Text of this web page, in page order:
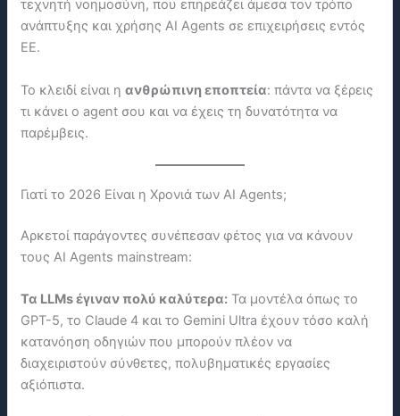
τεχνητή νοημοσύνη, που επηρεάζει άμεσα τον τρόπο
ανάπτυξης και χρήσης AI Agents σε επιχειρήσεις εντός
ΕΕ.
Το κλειδί είναι ηανθρώπινη εποπτεία: πάντα να ξέρεις
τι κάνει ο agent σου και να έχεις τη δυνατότητα να
παρέμβεις.
Γιατί το 2026 Είναι η Χρονιά των AI Agents;
Αρκετοί παράγοντες συνέπεσαν φέτος για να κάνουν
τους AI Agents mainstream:
Τα LLMs έγιναν πολύ καλύτερα: Τα μοντέλα όπως το
GPT-5, το Claude 4 και το Gemini Ultra έχουν τόσο καλή
κατανόηση οδηγιών που μπορούν πλέον να
διαχειριστούν σύνθετες, πολυβηματικές εργασίες
αξιόπιστα.